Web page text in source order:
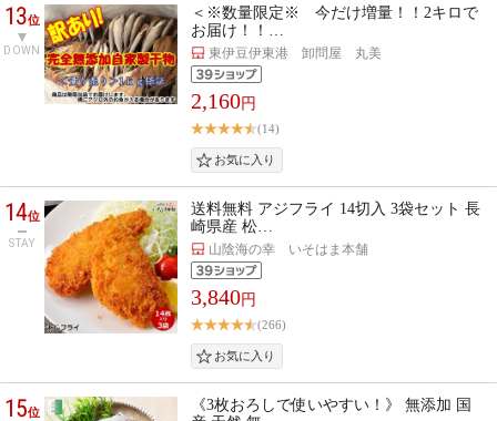
13位
DOWN
＜※数量限定※ 今だけ増量！！2キロで
お届け！！…
東伊豆伊東港 卸問屋 丸美
2,160円
(14)
14位
STAY
送料無料 アジフライ 14切入 3袋セット 長
崎県産 松…
山陰海の幸 いそはま本舗
3,840円
(266)
15位
《3枚おろしで使いやすい！》 無添加 国